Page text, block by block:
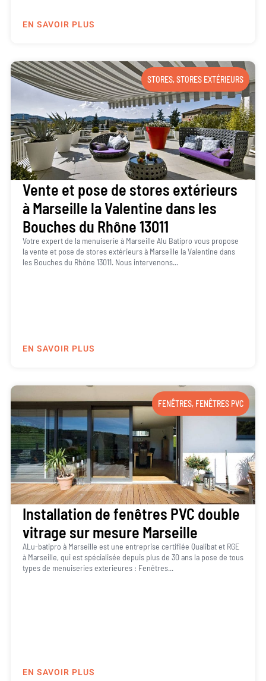
EN SAVOIR PLUS
STORES,STORES EXTÉRIEURS
Vente et pose de stores extérieurs
à Marseille la Valentine dans les
Bouches du Rhône 13011
Votre expert de la menuiserie à Marseille Alu Batipro vous propose
la vente et pose de stores extérieurs à Marseille la Valentine dans
les Bouches du Rhône 13011. Nous intervenons...
EN SAVOIR PLUS
FENÊTRES, FENÊTRES PVC
Installation de fenêtres PVC double
vitrage sur mesure Marseille
ALu-batipro à Marseille est une entreprise certifiée Qualibat et RGE
à Marseille, qui est spécialisée depuis plus de 30 ans la pose de tous
types de menuiseries exterieures : Fenêtres...
EN SAVOIR PLUS